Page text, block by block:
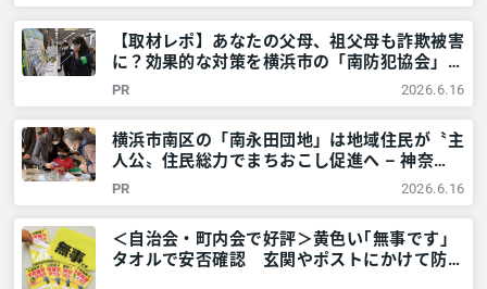
【取材レポ】あなたの父母、祖父母も詐欺被害
に？効果的な対策を横浜市の「南防犯協会」に
教えてもらいました！ – 神奈川・東京多摩の
ご近所情報 – レアリア
PR 2026.6.16
横浜市南区の「南永田団地」は地域住民が〝主
人公〟住民総力でまちおこし促進へ – 神奈
川・東京多摩のご近所情報 – レアリア
PR 2026.6.16
＜自治会・町内会で好評＞黄色い｢無事です｣
タオルで安否確認 玄関やポストにかけて防災